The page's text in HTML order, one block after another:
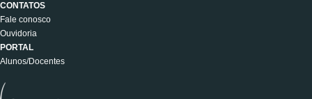
CONTATOS
Fale conosco
Ouvidoria
PORTAL
Alunos/Docentes